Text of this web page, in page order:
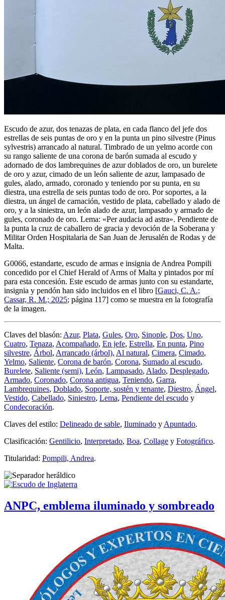
Escudo de azur, dos tenazas de plata, en cada flanco del jefe dos
estrellas de seis puntas de oro y en la punta un pino silvestre (Pinus
sylvestris) arrancado al natural. Timbrado de un yelmo acorde con
su rango saliente de una corona de barón sumada al escudo y
adornado de dos lambrequines de azur doblados de oro, un burelete
de oro y azur, cimado de un león saliente de azur, lampasado de
gules, alado, armado, coronado y teniendo por su punta, en su
diestra, una estrella de seis puntas todo de oro. Por soportes, a la
diestra, un ángel de carnación, vestido de plata, cabellado y alado de
oro, y a la siniestra, un león alado de azur, lampasado y armado de
gules, coronado de oro. Lema: «Per audacia ad astra». Pendiente de
la punta la cruz de caballero de gracia y devoción de la Soberana y
Militar Orden Hospitalaria de San Juan de Jerusalén de Rodas y de
Malta.
G0066, estandarte, escudo de armas e insignia de Andrea Pompili
concedido por el Chief Herald of Arms of Malta y pintados por mí
para esta concesión. Este escudo de armas junto con su estandarte,
insignia y pendón han sido incluidos en el libro [Gauci, C. A.;
Cassar, R. M.; 2025; página 117] como se muestra en la fotografía
de la imagen.
Claves del blasón: Azur, Plata, Gules, Oro, Sinople, Dos, Uno,
Cuatro, Tenaza, Acompañado, En jefe, Estrella, En punta, Pino
silvestre, Árbol, Arrancado (árbol), Al natural, Cimera, Cimado,
Yelmo, Saliente, Corona de barón, Corona, Sumado al escudo,
Burelete, Saliente (semi), León, Lampasado, Alado, Desplegado,
Armado, Coronado, Corona antigua, Teniendo, Garra,
Lambrequines, Doblado, Soporte, sostén y tenante, Diestro, Ángel,
Vestido, Cabellado, Siniestro, Lema, Pendiente del escudo y
Condecoración.
Claves del estilo: Delineado de sable, Iluminado y Apuntado.
Clasificación: Gentilicio, Interpretado, Boa, Collage y Fotográfico.
Titularidad: Pompili, Andrea.
ANPC, emblema iluminado y sombreado